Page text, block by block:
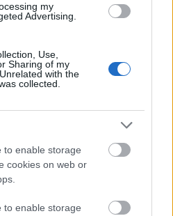
my
Advertising.
Use,
Sharing of my
with the
collected.
to enable storage
cookies on web or
to enable storage
gyyz
dżdżu